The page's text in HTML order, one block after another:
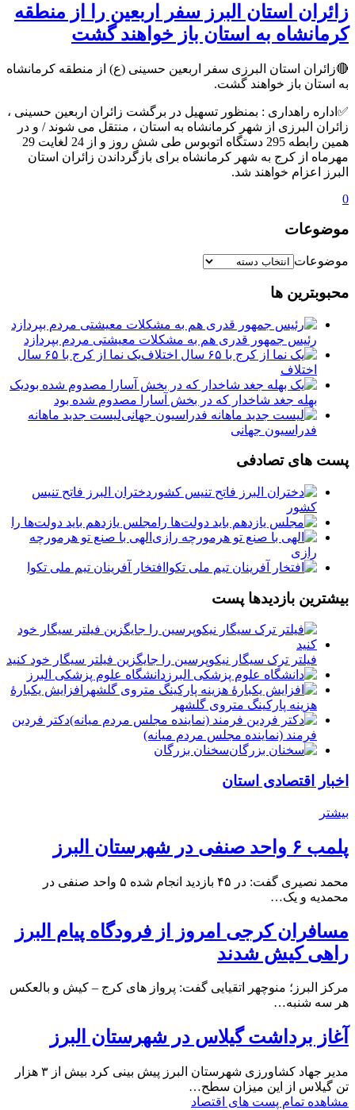
زائران استان البرز سفر اربعین را از منطقه
کرمانشاه به استان باز خواهند گشت
🔴زائران استان البرزی سفر اربعین حسینی (ع) از منطقه کرمانشاه
به استان باز خواهند گشت.
✅اداره راهداری : بمنظور تسهیل در برگشت زائران اربعین حسینی ،
زائران البرزی از شهر کرمانشاه به استان ، منتقل می شوند / و در
همین رابطه 295 دستگاه اتوبوس طی شش روز و از 24 لغایت 29
مهرماه از کرج به شهر کرمانشاه برای بازگرداندن زائران استان
البرز اعزام خواهند شد.
0
موضوعات
موضوعات
محبوبترین ها
رئیس جمهور قدری هم به مشکلات معیشتی مردم بپردازد
یک نما از کرج با ۶۵ سال
اختلاف
یک
بهله جغد شاخدار که در بخش آسارا مصدوم شده بود
لیست جدید ماهانه
فدراسیون جهانی
پست های تصادفی
دختران البرز فاتح تنیس
کشور
مجلس یازدهم باید دولت‌ها را
الهی با صنع تو هرمورچه
رازی
افتخار آفرینان تیم ملی تکوا
بیشترین بازدیدها پست
فیلتر ترک سیگار نیکوپرسین را جایگزین فیلتر سیگار خود کنید
دانشگاه علوم پزشکی البرز
افزایش یکبارۀ
هزینه پارکینگ متروی گلشهر
دكتر فردين
فرمند (نماينده مجلس مردم میانه)
سخنان بزرگان
اخبار اقتصادی استان
بیشتر
پلمب ۶ واحد صنفی در شهرستان البرز
محمد نصیری گفت: در ۴۵ بازدید انجام شده ۵ واحد صنفی در
محمدیه و یک…
مسافران کرجی امروز از فرودگاه پیام البرز
راهی کیش شدند
مرکز البرز؛ منوچهر اتقیایی گفت: پرواز های کرج – کیش و بالعکس
هر سه شنبه…
آغاز برداشت گیلاس در شهرستان البرز
مدیر جهاد کشاورزی شهرستان البرز پیش بینی کرد بیش از ۳ هزار
تن گیلاس از این میزان سطح…
مشاهده تمام پست های اقتصاد